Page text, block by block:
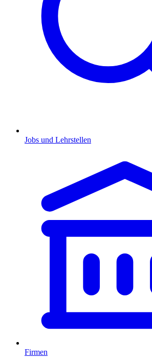
Jobs und Lehrstellen
Firmen